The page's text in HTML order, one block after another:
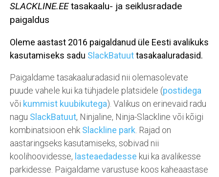
SLACKLINE.EEtasakaalu- ja seiklusradade
paigaldus
Oleme aastast 2016 paigaldanud üle Eesti avalikuks
kasutamiseks sadu SlackBatuuttasakaaluradasid.
Paigaldame tasakaaluradasid nii olemasolevate
puude vahele kui ka tühjadele platsidele (postidega
või kummist kuubikutega). Valikus on erinevaid radu
nagu SlackBatuut, Ninjaline, Ninja-Slackline või kõigi
kombinatsioon ehk Slackline park. Rajad on
aastaringseks kasutamiseks, sobivad nii
koolihoovidesse, lasteaedadesse kui ka avalikesse
parkidesse. Paigaldame varustuse koos kaheaastase